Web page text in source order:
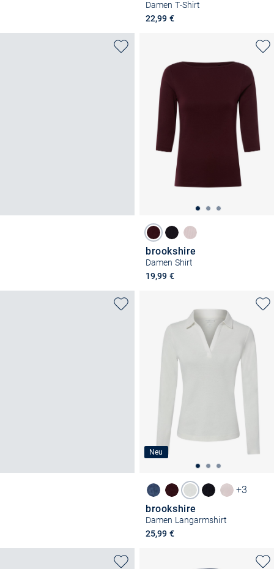
Damen T-Shirt
22,99 €
brookshire
Damen Shirt
19,99 €
Neu
+3
brookshire
Damen Langarmshirt
25,99 €